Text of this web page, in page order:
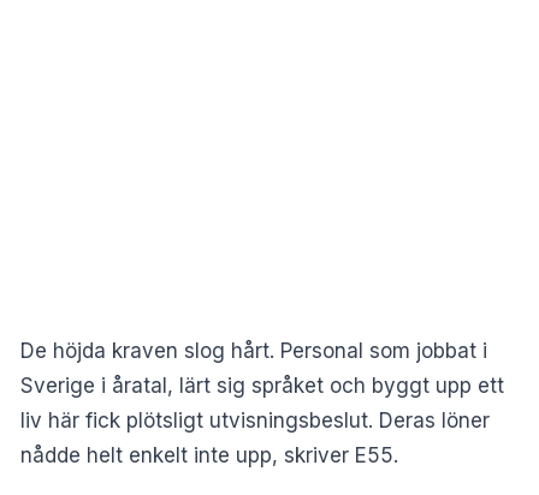
De höjda kraven slog hårt. Personal som jobbat i
Sverige i åratal, lärt sig språket och byggt upp ett
liv här fick plötsligt utvisningsbeslut. Deras löner
nådde helt enkelt inte upp, skriver E55.